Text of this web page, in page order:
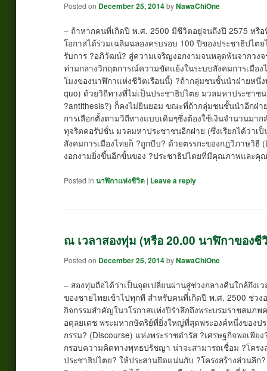
Posted on December 25, 2014byNawaChiOne
– ถ้าหากคนที่เกิดปี พ.ศ. 2500 มีชีวิตอยู่จนถึงปี 2575 หรื
โอกาสได้ร่วมเฉลิมฉลองครบรอบ 100 ปีของประชาธิปไ
รับการ ?อภิวัฒน์? สู่ความเจริญงอกงามจนหลุดพ้นจากวง
ท่ามกลางวิกฤตการณ์ความขัดแย้งในระบบสังคมการเมือ
โมงของนาฬิกาแห่งชีวิตเรือนนี้) ?ถ้ากลุ่มชนชั้นนำฝ่ายหนึ่
quo) ด้วยวิถีทางที่ไม่เป็นประชาธิปไตย มวลมหาประชาช
?antithesis?) ก็คงไม่ยินยอม ขณะที่ถ้ากลุ่มชนชั้นนำอีกฝ่
การเลือกตั้งตามวิถีทางแบบเดิมๆซึ่งต้องใช้เงินจำนวนมา
ทุจริตคอรัปชั่น มวลมหาประชาชนอีกฝ่าย (ซึ่งเรียกได้ว่าเ
สังคมการเมืองไทยก็ ?ถูกบีบ? ด้วยตรรกะของกฎวิภาษวิ
งอกงามยิ่งขึ้นอีกขั้นของ ?ประชาธิปไตยที่มีคุณภาพและ
Posted in นาฬิกาแห่งชีวิต | Leave a reply
ณ เวลาสองทุ่ม (หรือ 20.00 นาฬิกาของชี
Posted on December 25, 2014byNawaChiOne
– สองทุ่มถือได้ว่าเป็นจุดเปลี่ยนผ่านสู่ช่วงกลางคืนใกล้ถึง
ของชายไทยเข้าไปทุกที สำหรับคนที่เกิดปี พ.ศ. 2500 ช่ว
กิจกรรมสำคัญในวโรกาสแห่งปีรำลึกถึงพระบรมราชสมภ
อดุลยเดช พระมหากษัตริย์ที่ยิ่งใหญ่ที่สุดพระองค์หนึ่งของ
กรรม? (Discourse) แห่งพระราชดำรัส ?เศรษฐกิจพอเพีย
กรอบความคิดทางพุทธปรัชญา น่าจะสามารถเชื่อม ?โคร
ประชาธิปไตย? ให้ประสานยึดแน่นกับ ?โครงสร้างส่วนลึ